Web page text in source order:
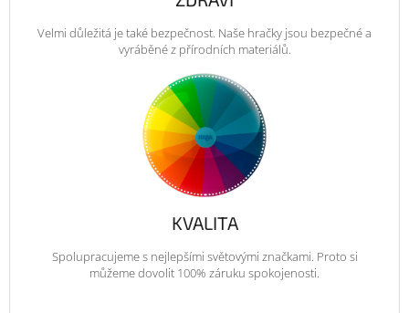
Velmi důležitá je také bezpečnost. Naše hračky jsou bezpečné a
vyráběné z přírodních materiálů.
KVALITA
Spolupracujeme s nejlepšími světovými značkami. Proto si
můžeme dovolit 100% záruku spokojenosti.